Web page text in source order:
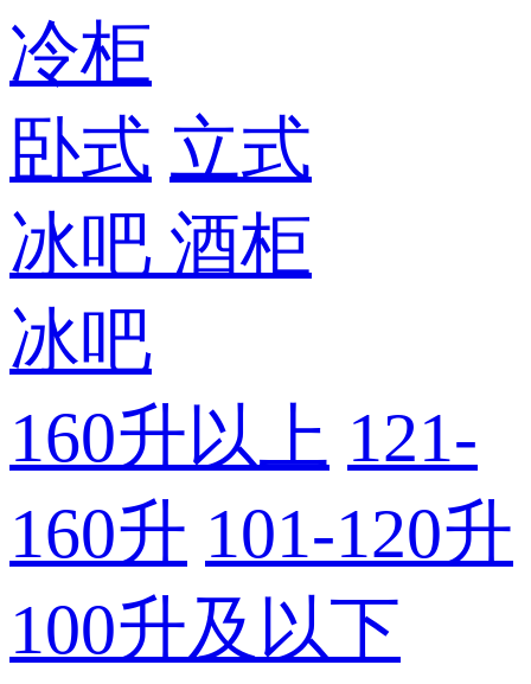
冷柜
卧式 立式
冰吧 酒柜
冰吧
160升以上 121-
160升 101-120升
100升及以下